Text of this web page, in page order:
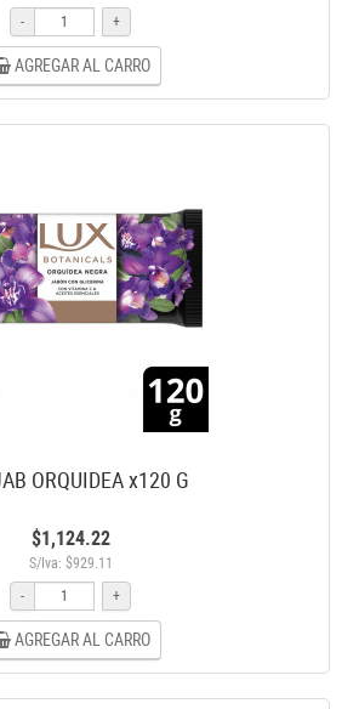
-
+
AGREGAR AL CARRO
ORQUIDEA x120 G
$1,124.22
S/Iva: $929.11
-
+
AGREGAR AL CARRO